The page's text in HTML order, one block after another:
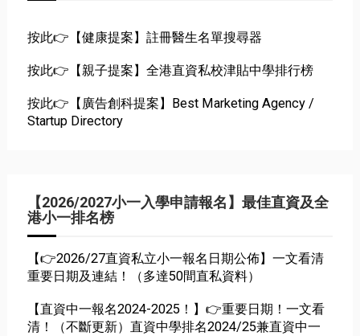
按此👉【健康提案】註冊醫生名單搜尋器
按此👉【親子提案】全港直資私校津貼中學排行榜
按此👉【廣告創科提案】Best Marketing Agency /
Startup Directory
【2026/2027小一入學申請報名】最佳直資及全
港小一排名榜
【👉2026/27直資私立小一報名日期公佈】一文看清
重要日期及連結！（多達50間直私資料）
【直資中一報名2024-2025！】👉重要日期！一文看
清！（不斷更新）直資中學排名2024/25兼直資中一